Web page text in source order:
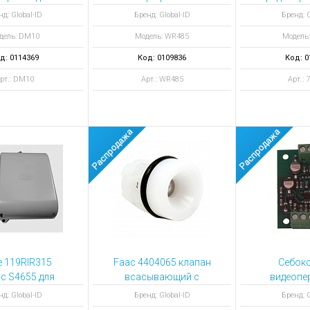
для ноутбуков
для ноутбуков
контроля
Global-ID
DM10
0114369
DM10
Бренд: Global-ID
Модель: WR485
Код: 0109836
Арт.: WR485
разъем
Бренд:
Код:
Арт.:
119RIR315
S4655 для
управления
Global-ID
Faac 4404065 клапан
всасывающий с
пружиной
Бренд: Global-ID Бренд: